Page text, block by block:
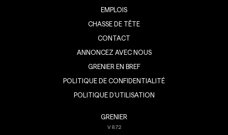
EMPLOIS
CHASSE DE TÊTE
CONTACT
ANNONCEZ AVEC NOUS
GRENIER EN BREF
POLITIQUE DE CONFIDENTIALITÉ
POLITIQUE D’UTILISATION
GRENIER
V8.7.2